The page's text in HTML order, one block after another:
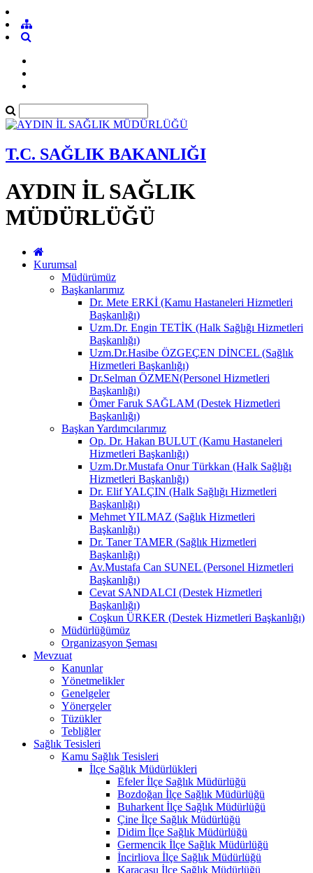
T.C. SAĞLIK BAKANLIĞI
AYDIN İL SAĞLIK
MÜDÜRLÜĞÜ
Kurumsal
Müdürümüz
Başkanlarımız
Dr. Mete ERKİ (Kamu Hastaneleri Hizmetleri
Başkanlığı)
Uzm.Dr. Engin TETİK (Halk Sağlığı Hizmetleri
Başkanlığı)
Uzm.Dr.Hasibe ÖZGEÇEN DİNCEL (Sağlık
Hizmetleri Başkanlığı)
Dr.Selman ÖZMEN(Personel Hizmetleri
Başkanlığı)
Ömer Faruk SAĞLAM (Destek Hizmetleri
Başkanlığı)
Başkan Yardımcılarımız
Op. Dr. Hakan BULUT (Kamu Hastaneleri
Hizmetleri Başkanlığı)
Uzm.Dr.Mustafa Onur Türkkan (Halk Sağlığı
Hizmetleri Başkanlığı)
Dr. Elif YALÇIN (Halk Sağlığı Hizmetleri
Başkanlığı)
Mehmet YILMAZ (Sağlık Hizmetleri
Başkanlığı)
Dr. Taner TAMER (Sağlık Hizmetleri
Başkanlığı)
Av.Mustafa Can SUNEL (Personel Hizmetleri
Başkanlığı)
Cevat SANDALCI (Destek Hizmetleri
Başkanlığı)
Coşkun ÜRKER (Destek Hizmetleri Başkanlığı)
Müdürlüğümüz
Organizasyon Şeması
Mevzuat
Kanunlar
Yönetmelikler
Genelgeler
Yönergeler
Tüzükler
Tebliğler
Sağlık Tesisleri
Kamu Sağlık Tesisleri
İlçe Sağlık Müdürlükleri
Efeler İlçe Sağlık Müdürlüğü
Bozdoğan İlçe Sağlık Müdürlüğü
Buharkent İlçe Sağlık Müdürlüğü
Çine İlçe Sağlık Müdürlüğü
Didim İlçe Sağlık Müdürlüğü
Germencik İlçe Sağlık Müdürlüğü
İncirliova İlçe Sağlık Müdürlüğü
Karacasu İlçe Sağlık Müdürlüğü